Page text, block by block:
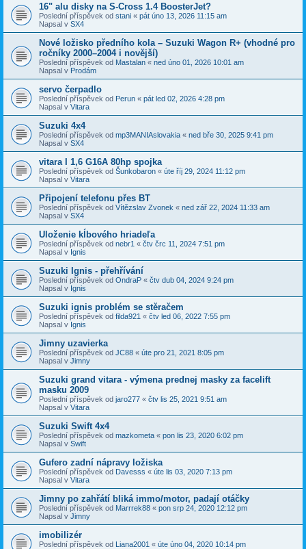
16" alu disky na S-Cross 1.4 BoosterJet?
Poslední příspěvek od stani « pát úno 13, 2026 11:15 am
Napsal v SX4
​Nové ložisko předního kola – Suzuki Wagon R+ (vhodné pro
ročníky 2000–2004 i novější)
Poslední příspěvek od Mastalan « ned úno 01, 2026 10:01 am
Napsal v Prodám
servo čerpadlo
Poslední příspěvek od Perun « pát led 02, 2026 4:28 pm
Napsal v Vitara
Suzuki 4x4
Poslední příspěvek od mp3MANIAslovakia « ned bře 30, 2025 9:41 pm
Napsal v SX4
vitara I 1,6 G16A 80hp spojka
Poslední příspěvek od Šunkobaron « úte říj 29, 2024 11:12 pm
Napsal v Vitara
Připojení telefonu přes BT
Poslední příspěvek od Vítězslav Zvonek « ned zář 22, 2024 11:33 am
Napsal v SX4
Uloženie kĺbového hriadeľa
Poslední příspěvek od nebr1 « čtv črc 11, 2024 7:51 pm
Napsal v Ignis
Suzuki Ignis - přehřívání
Poslední příspěvek od OndraP « čtv dub 04, 2024 9:24 pm
Napsal v Ignis
Suzuki ignis problém se stěračem
Poslední příspěvek od filda921 « čtv led 06, 2022 7:55 pm
Napsal v Ignis
Jimny uzavierka
Poslední příspěvek od JC88 « úte pro 21, 2021 8:05 pm
Napsal v Jimny
Suzuki grand vitara - výmena prednej masky za facelift
masku 2009
Poslední příspěvek od jaro277 « čtv lis 25, 2021 9:51 am
Napsal v Vitara
Suzuki Swift 4x4
Poslední příspěvek od mazkometa « pon lis 23, 2020 6:02 pm
Napsal v Swift
Gufero zadní nápravy ložiska
Poslední příspěvek od Davesss « úte lis 03, 2020 7:13 pm
Napsal v Vitara
Jimny po zahřátí bliká immo/motor, padají otáčky
Poslední příspěvek od Marrrek88 « pon srp 24, 2020 12:12 pm
Napsal v Jimny
imobilizér
Poslední příspěvek od Liana2001 « úte úno 04, 2020 10:14 pm